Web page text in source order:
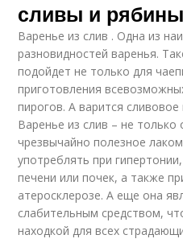
сливы и рябины
Варенье из слив . Одна из
разновидностей варенья.
подойдет не только для
приготовления
пирогов. А варится
Варенье из слив – не
чрезвычайно полезное
употреблять при
печени или почек, а также
атеросклерозе. А еще она
слабительным средством,
находкой для всех